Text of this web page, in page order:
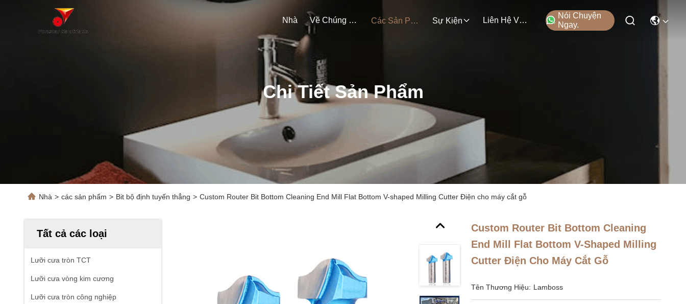
Nhà Về Chúng Tôi Các Sản Phẩm Sự Kiện Liên Hệ Với Chúng Tôi
Nói Chuyện
Ngay.
Chi Tiết Sản Phẩm
Nhà > các sản phẩm > Bit bộ định tuyến thẳng > Custom Router Bit Bottom Cleaning End Mill Flat Bottom V-shaped Milling Cutter Điện cho máy cắt gỗ
Tất cả các loại
Lưỡi cưa tròn TCT
Lưỡi cưa vòng kim cương
Lưỡi cưa tròn công nghiệp
Custom Router Bit Bottom Cleaning
End Mill Flat Bottom V-Shaped Milling
Cutter Điện Cho Máy Cắt Gỗ
Tên Thương Hiệu: Lamboss